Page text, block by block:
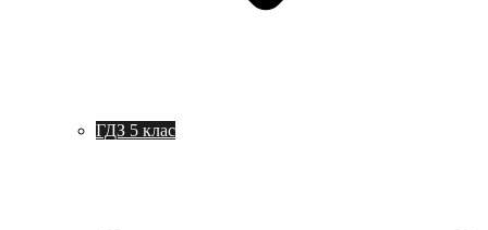
ГДЗ 5 клас